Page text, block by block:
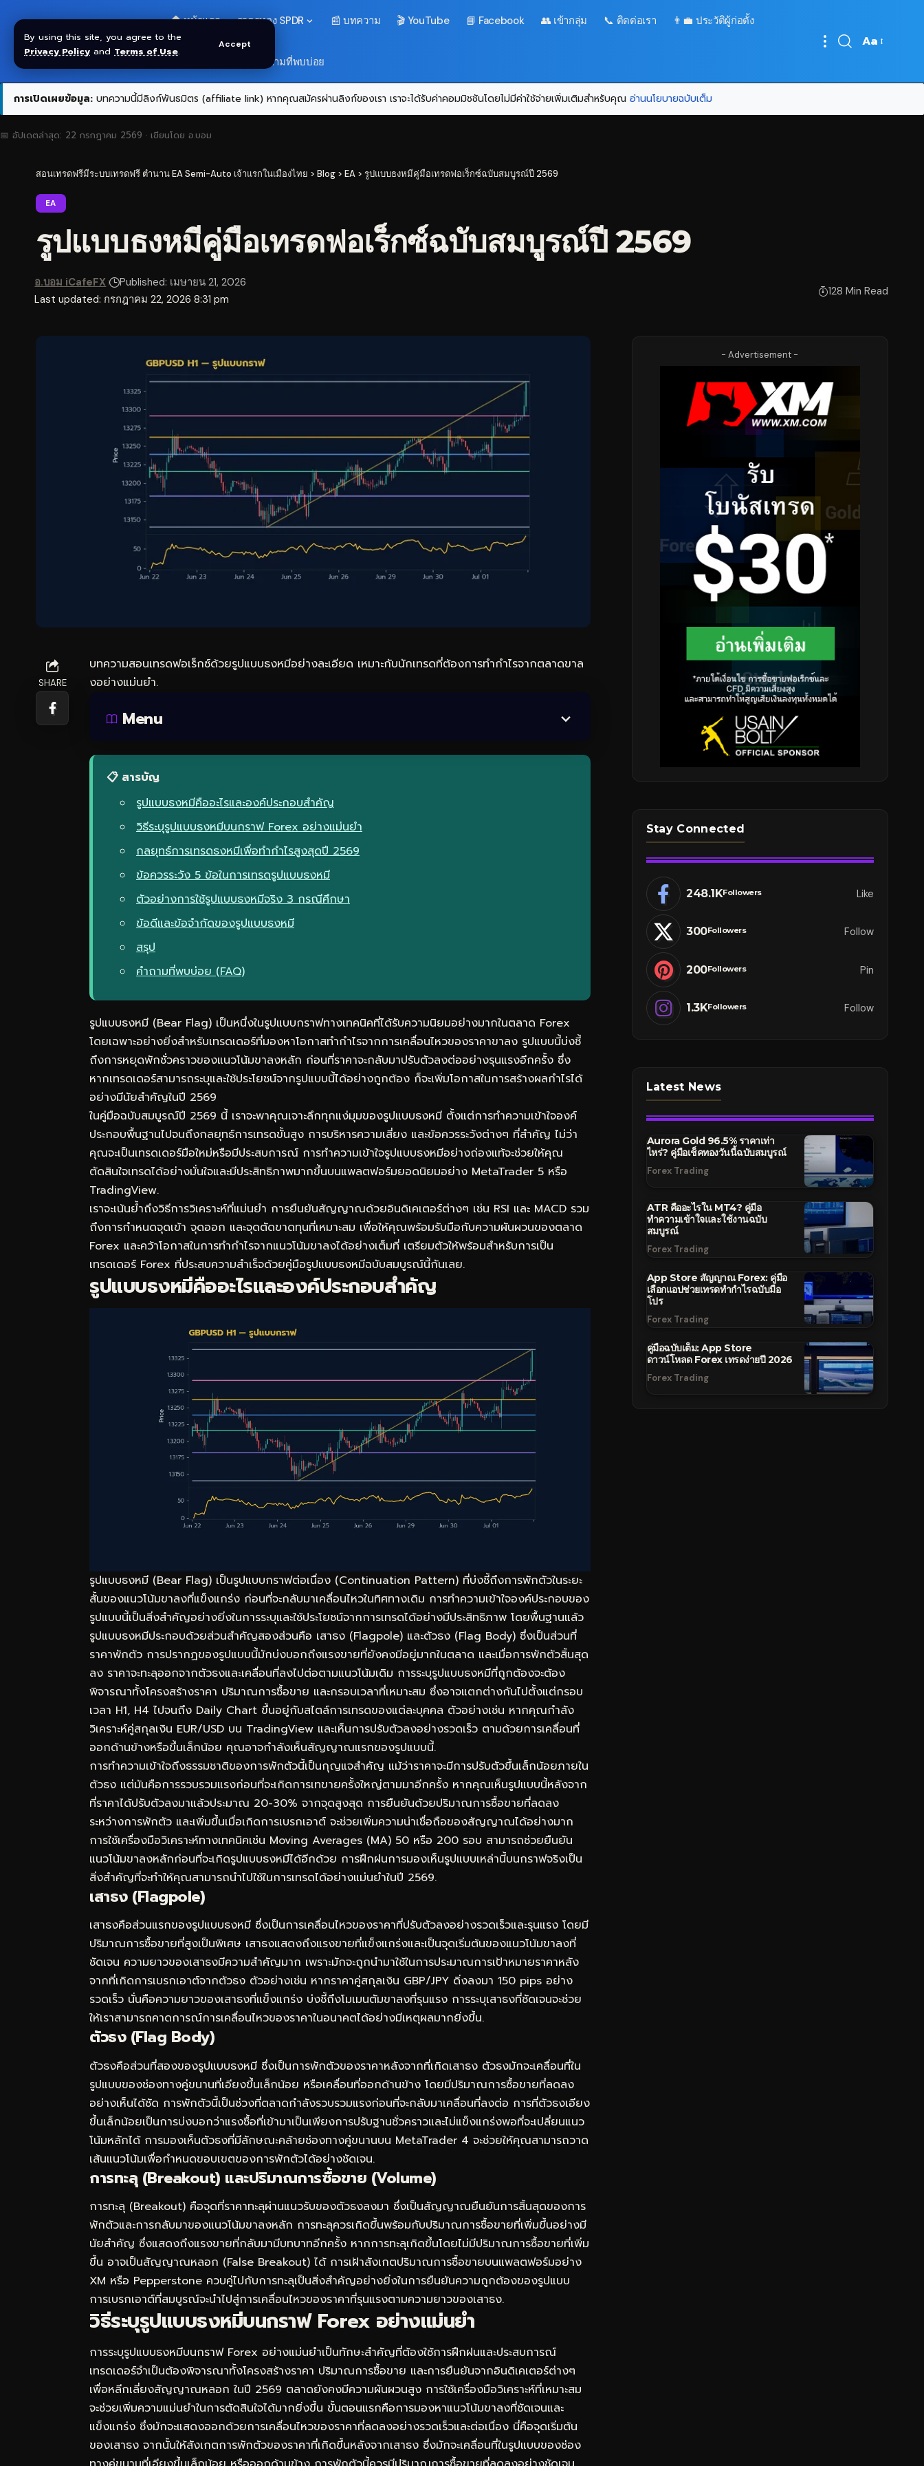
By using this site, you agree to the
Privacy Policy and Terms of Use.
Accept
🏠 หน้าแรก ราคาทอง SPDR 📰 บทความ 🎬 YouTube 📘 Facebook 👥 เข้ากลุ่ม 📞 ติดต่อเรา 👨‍💼 ประวัติผู้ก่อตั้ง
❓ คำถามที่พบบ่อย
Font
Aa
การเปิดเผยข้อมูล: บทความนี้มีลิงก์พันธมิตร (affiliate link) หากคุณสมัครผ่านลิงก์ของเรา เราจะได้รับค่าคอมมิชชันโดยไม่มีค่าใช้จ่ายเพิ่มเติมสำหรับคุณ อ่านนโยบายฉบับเต็ม
📅 อัปเดตล่าสุด: 22 กรกฎาคม 2569 · เขียนโดย อ.บอม
สอนเทรดฟรีมีระบบเทรดฟรี ตำนาน EA Semi-Auto เจ้าแรกในเมืองไทย > Blog > EA > รูปแบบธงหมีคู่มือเทรดฟอเร็กซ์ฉบับสมบูรณ์ปี 2569
EA
รูปแบบธงหมีคู่มือเทรดฟอเร็กซ์ฉบับสมบูรณ์ปี 2569
Last updated: กรกฎาคม 22, 2026 8:31 pm
อ.บอม iCafeFX Published: เมษายน 21, 2026
128 Min Read
SHARE
บทความสอนเทรดฟอเร็กซ์ด้วยรูปแบบธงหมีอย่างละเอียด เหมาะกับนักเทรดที่ต้องการทำกำไรจากตลาดขาล
งอย่างแม่นยำ.
Menu
📋 สารบัญ
รูปแบบธงหมีคืออะไรและองค์ประกอบสำคัญ
วิธีระบุรูปแบบธงหมีบนกราฟ Forex อย่างแม่นยำ
กลยุทธ์การเทรดธงหมีเพื่อทำกำไรสูงสุดปี 2569
ข้อควรระวัง 5 ข้อในการเทรดรูปแบบธงหมี
ตัวอย่างการใช้รูปแบบธงหมีจริง 3 กรณีศึกษา
ข้อดีและข้อจำกัดของรูปแบบธงหมี
สรุป
คำถามที่พบบ่อย (FAQ)
รูปแบบธงหมี (Bear Flag) เป็นหนึ่งในรูปแบบกราฟทางเทคนิคที่ได้รับความนิยมอย่างมากในตลาด Forex
โดยเฉพาะอย่างยิ่งสำหรับเทรดเดอร์ที่มองหาโอกาสทำกำไรจากการเคลื่อนไหวของราคาขาลง รูปแบบนี้บ่งชี้
ถึงการหยุดพักชั่วคราวของแนวโน้มขาลงหลัก ก่อนที่ราคาจะกลับมาปรับตัวลงต่ออย่างรุนแรงอีกครั้ง ซึ่ง
หากเทรดเดอร์สามารถระบุและใช้ประโยชน์จากรูปแบบนี้ได้อย่างถูกต้อง ก็จะเพิ่มโอกาสในการสร้างผลกำไรได้
อย่างมีนัยสำคัญในปี 2569
ในคู่มือฉบับสมบูรณ์ปี 2569 นี้ เราจะพาคุณเจาะลึกทุกแง่มุมของรูปแบบธงหมี ตั้งแต่การทำความเข้าใจองค์
ประกอบพื้นฐานไปจนถึงกลยุทธ์การเทรดขั้นสูง การบริหารความเสี่ยง และข้อควรระวังต่างๆ ที่สำคัญ ไม่ว่า
คุณจะเป็นเทรดเดอร์มือใหม่หรือมีประสบการณ์ การทำความเข้าใจรูปแบบธงหมีอย่างถ่องแท้จะช่วยให้คุณ
ตัดสินใจเทรดได้อย่างมั่นใจและมีประสิทธิภาพมากขึ้นบนแพลตฟอร์มยอดนิยมอย่าง MetaTrader 5 หรือ
TradingView.
เราจะเน้นย้ำถึงวิธีการวิเคราะห์ที่แม่นยำ การยืนยันสัญญาณด้วยอินดิเคเตอร์ต่างๆ เช่น RSI และ MACD รวม
ถึงการกำหนดจุดเข้า จุดออก และจุดตัดขาดทุนที่เหมาะสม เพื่อให้คุณพร้อมรับมือกับความผันผวนของตลาด
Forex และคว้าโอกาสในการทำกำไรจากแนวโน้มขาลงได้อย่างเต็มที่ เตรียมตัวให้พร้อมสำหรับการเป็น
เทรดเดอร์ Forex ที่ประสบความสำเร็จด้วยคู่มือรูปแบบธงหมีฉบับสมบูรณ์นี้กันเลย.
รูปแบบธงหมีคืออะไรและองค์ประกอบสำคัญ
รูปแบบธงหมี (Bear Flag) เป็นรูปแบบกราฟต่อเนื่อง (Continuation Pattern) ที่บ่งชี้ถึงการพักตัวในระยะ
สั้นของแนวโน้มขาลงที่แข็งแกร่ง ก่อนที่จะกลับมาเคลื่อนไหวในทิศทางเดิม การทำความเข้าใจองค์ประกอบของ
รูปแบบนี้เป็นสิ่งสำคัญอย่างยิ่งในการระบุและใช้ประโยชน์จากการเทรดได้อย่างมีประสิทธิภาพ โดยพื้นฐานแล้ว
รูปแบบธงหมีประกอบด้วยส่วนสำคัญสองส่วนคือ เสาธง (Flagpole) และตัวธง (Flag Body) ซึ่งเป็นส่วนที่
ราคาพักตัว การปรากฏของรูปแบบนี้มักบ่งบอกถึงแรงขายที่ยังคงมีอยู่มากในตลาด และเมื่อการพักตัวสิ้นสุด
ลง ราคาจะทะลุออกจากตัวธงและเคลื่อนที่ลงไปต่อตามแนวโน้มเดิม การระบุรูปแบบธงหมีที่ถูกต้องจะต้อง
พิจารณาทั้งโครงสร้างราคา ปริมาณการซื้อขาย และกรอบเวลาที่เหมาะสม ซึ่งอาจแตกต่างกันไปตั้งแต่กรอบ
เวลา H1, H4 ไปจนถึง Daily Chart ขึ้นอยู่กับสไตล์การเทรดของแต่ละบุคคล ตัวอย่างเช่น หากคุณกำลัง
วิเคราะห์คู่สกุลเงิน EUR/USD บน TradingView และเห็นการปรับตัวลงอย่างรวดเร็ว ตามด้วยการเคลื่อนที่
ออกด้านข้างหรือขึ้นเล็กน้อย คุณอาจกำลังเห็นสัญญาณแรกของรูปแบบนี้.
การทำความเข้าใจถึงธรรมชาติของการพักตัวนี้เป็นกุญแจสำคัญ แม้ว่าราคาจะมีการปรับตัวขึ้นเล็กน้อยภายใน
ตัวธง แต่มันคือการรวบรวมแรงก่อนที่จะเกิดการเทขายครั้งใหญ่ตามมาอีกครั้ง หากคุณเห็นรูปแบบนี้หลังจาก
ที่ราคาได้ปรับตัวลงมาแล้วประมาณ 20-30% จากจุดสูงสุด การยืนยันด้วยปริมาณการซื้อขายที่ลดลง
ระหว่างการพักตัว และเพิ่มขึ้นเมื่อเกิดการเบรกเอาต์ จะช่วยเพิ่มความน่าเชื่อถือของสัญญาณได้อย่างมาก
การใช้เครื่องมือวิเคราะห์ทางเทคนิคเช่น Moving Averages (MA) 50 หรือ 200 รอบ สามารถช่วยยืนยัน
แนวโน้มขาลงหลักก่อนที่จะเกิดรูปแบบธงหมีได้อีกด้วย การฝึกฝนการมองเห็นรูปแบบเหล่านี้บนกราฟจริงเป็น
สิ่งสำคัญที่จะทำให้คุณสามารถนำไปใช้ในการเทรดได้อย่างแม่นยำในปี 2569.
เสาธง (Flagpole)
เสาธงคือส่วนแรกของรูปแบบธงหมี ซึ่งเป็นการเคลื่อนไหวของราคาที่ปรับตัวลงอย่างรวดเร็วและรุนแรง โดยมี
ปริมาณการซื้อขายที่สูงเป็นพิเศษ เสาธงแสดงถึงแรงขายที่แข็งแกร่งและเป็นจุดเริ่มต้นของแนวโน้มขาลงที่
ชัดเจน ความยาวของเสาธงมีความสำคัญมาก เพราะมักจะถูกนำมาใช้ในการประมาณการเป้าหมายราคาหลัง
จากที่เกิดการเบรกเอาต์จากตัวธง ตัวอย่างเช่น หากราคาคู่สกุลเงิน GBP/JPY ดิ่งลงมา 150 pips อย่าง
รวดเร็ว นั่นคือความยาวของเสาธงที่แข็งแกร่ง บ่งชี้ถึงโมเมนตัมขาลงที่รุนแรง การระบุเสาธงที่ชัดเจนจะช่วย
ให้เราสามารถคาดการณ์การเคลื่อนไหวของราคาในอนาคตได้อย่างมีเหตุผลมากยิ่งขึ้น.
ตัวธง (Flag Body)
ตัวธงคือส่วนที่สองของรูปแบบธงหมี ซึ่งเป็นการพักตัวของราคาหลังจากที่เกิดเสาธง ตัวธงมักจะเคลื่อนที่ใน
รูปแบบของช่องทางคู่ขนานที่เอียงขึ้นเล็กน้อย หรือเคลื่อนที่ออกด้านข้าง โดยมีปริมาณการซื้อขายที่ลดลง
อย่างเห็นได้ชัด การพักตัวนี้เป็นช่วงที่ตลาดกำลังรวบรวมแรงก่อนที่จะกลับมาเคลื่อนที่ลงต่อ การที่ตัวธงเอียง
ขึ้นเล็กน้อยเป็นการบ่งบอกว่าแรงซื้อที่เข้ามาเป็นเพียงการปรับฐานชั่วคราวและไม่แข็งแกร่งพอที่จะเปลี่ยนแนว
โน้มหลักได้ การมองเห็นตัวธงที่มีลักษณะคล้ายช่องทางคู่ขนานบน MetaTrader 4 จะช่วยให้คุณสามารถวาด
เส้นแนวโน้มเพื่อกำหนดขอบเขตของการพักตัวได้อย่างชัดเจน.
การทะลุ (Breakout) และปริมาณการซื้อขาย (Volume)
การทะลุ (Breakout) คือจุดที่ราคาทะลุผ่านแนวรับของตัวธงลงมา ซึ่งเป็นสัญญาณยืนยันการสิ้นสุดของการ
พักตัวและการกลับมาของแนวโน้มขาลงหลัก การทะลุควรเกิดขึ้นพร้อมกับปริมาณการซื้อขายที่เพิ่มขึ้นอย่างมี
นัยสำคัญ ซึ่งแสดงถึงแรงขายที่กลับมามีบทบาทอีกครั้ง หากการทะลุเกิดขึ้นโดยไม่มีปริมาณการซื้อขายที่เพิ่ม
ขึ้น อาจเป็นสัญญาณหลอก (False Breakout) ได้ การเฝ้าสังเกตปริมาณการซื้อขายบนแพลตฟอร์มอย่าง
XM หรือ Pepperstone ควบคู่ไปกับการทะลุเป็นสิ่งสำคัญอย่างยิ่งในการยืนยันความถูกต้องของรูปแบบ
การเบรกเอาต์ที่สมบูรณ์จะนำไปสู่การเคลื่อนไหวของราคาที่รุนแรงตามความยาวของเสาธง.
วิธีระบุรูปแบบธงหมีบนกราฟ Forex อย่างแม่นยำ
การระบุรูปแบบธงหมีบนกราฟ Forex อย่างแม่นยำเป็นทักษะสำคัญที่ต้องใช้การฝึกฝนและประสบการณ์
เทรดเดอร์จำเป็นต้องพิจารณาทั้งโครงสร้างราคา ปริมาณการซื้อขาย และการยืนยันจากอินดิเคเตอร์ต่างๆ
เพื่อหลีกเลี่ยงสัญญาณหลอก ในปี 2569 ตลาดยังคงมีความผันผวนสูง การใช้เครื่องมือวิเคราะห์ที่เหมาะสม
จะช่วยเพิ่มความแม่นยำในการตัดสินใจได้มากยิ่งขึ้น ขั้นตอนแรกคือการมองหาแนวโน้มขาลงที่ชัดเจนและ
แข็งแกร่ง ซึ่งมักจะแสดงออกด้วยการเคลื่อนไหวของราคาที่ลดลงอย่างรวดเร็วและต่อเนื่อง นี่คือจุดเริ่มต้น
ของเสาธง จากนั้นให้สังเกตการพักตัวของราคาที่เกิดขึ้นหลังจากเสาธง ซึ่งมักจะเคลื่อนที่ในรูปแบบของช่อง
- Advertisement -
Stay Connected
248.1KFollowers Like
300Followers Follow
200Followers Pin
1.3KFollowers Follow
Latest News
Aurora Gold 96.5% ราคาเท่า
ไหร่? คู่มือเช็คทองวันนี้ฉบับสมบูรณ์
Forex Trading
ATR คืออะไรใน MT4? คู่มือ
ทำความเข้าใจและใช้งานฉบับ
สมบูรณ์
Forex Trading
App Store สัญญาณ Forex: คู่มือ
เลือกแอปช่วยเทรดทำกำไรฉบับมือ
โปร
Forex Trading
คู่มือฉบับเต็ม: App Store
ดาวน์โหลด Forex เทรดง่ายปี 2026
Forex Trading